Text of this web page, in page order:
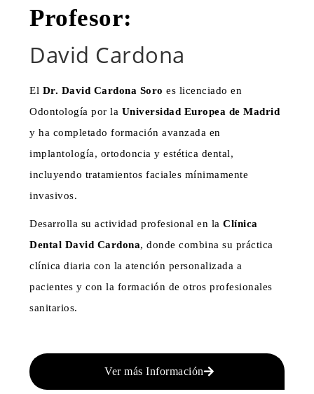
Profesor:
David Cardona
El Dr. David Cardona Soro es licenciado en
Odontología por la Universidad Europea de Madrid
y ha completado formación avanzada en
implantología, ortodoncia y estética dental,
incluyendo tratamientos faciales mínimamente
invasivos.
Desarrolla su actividad profesional en laClínica
Dental David Cardona, donde combina su práctica
clínica diaria con la atención personalizada a
pacientes y con la formación de otros profesionales
sanitarios.
Ver más Información